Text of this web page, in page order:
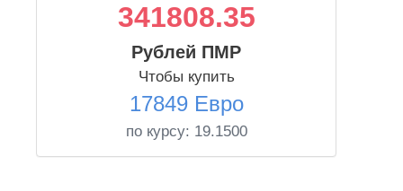
341808.35
Рублей ПМР
Чтобы купить
17849 Евро
по курсу: 19.1500